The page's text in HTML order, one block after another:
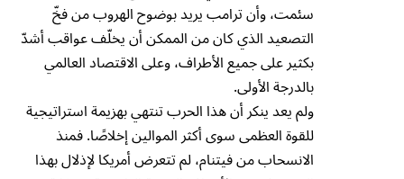
سئمت، وأن ترامب يريد بوضوح الهروب من فخّ
التصعيد الذي كان من الممكن أن يخلّف عواقب أشدّ
بكثير على جميع الأطراف، وعلى الاقتصاد العالمي
بالدرجة الأولى.
ولم يعد ينكر أن هذا الحرب تنتهي بهزيمة استراتيجية
للقوة العظمى سوى أكثر الموالين إخلاصًا. فمنذ
الانسحاب من فيتنام، لم تتعرض أمريكا لإذلال بهذا